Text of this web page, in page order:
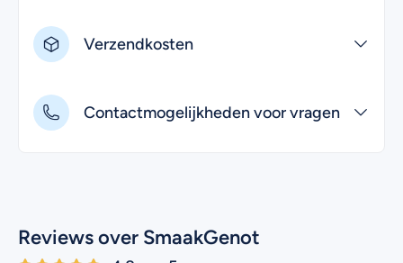
Verzendkosten
Contactmogelijkheden voor vragen
Reviews over SmaakGenot